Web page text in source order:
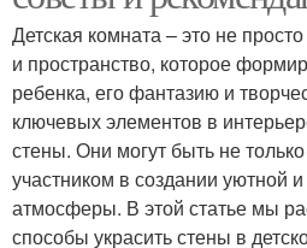
Детская комната – это не
и пространство, которое
ребенка, его фантазию и
ключевых элементов в
стены. Они могут быть не
участником в создании уютной
атмосферы. В этой статье мы
способы украсить стены в